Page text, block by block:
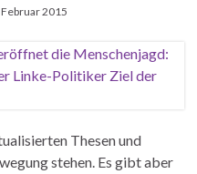
Februar 2015
Thesen und
stehen. Es gibt aber